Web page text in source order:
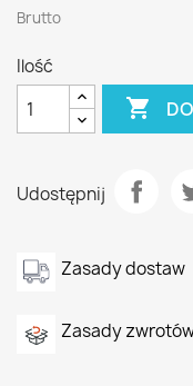
Brutto
Ilość

Udostępnij
Zasady dostaw
Zasady